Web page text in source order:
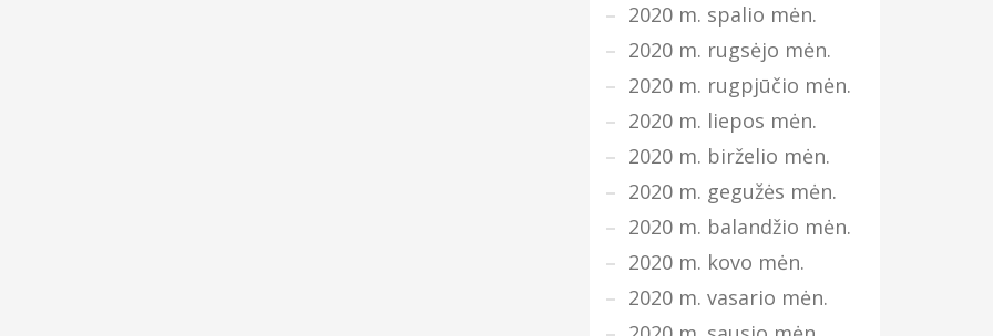
2020 m. spalio mėn.
2020 m. rugsėjo mėn.
2020 m. rugpjūčio mėn.
2020 m. liepos mėn.
2020 m. birželio mėn.
2020 m. gegužės mėn.
2020 m. balandžio mėn.
2020 m. kovo mėn.
2020 m. vasario mėn.